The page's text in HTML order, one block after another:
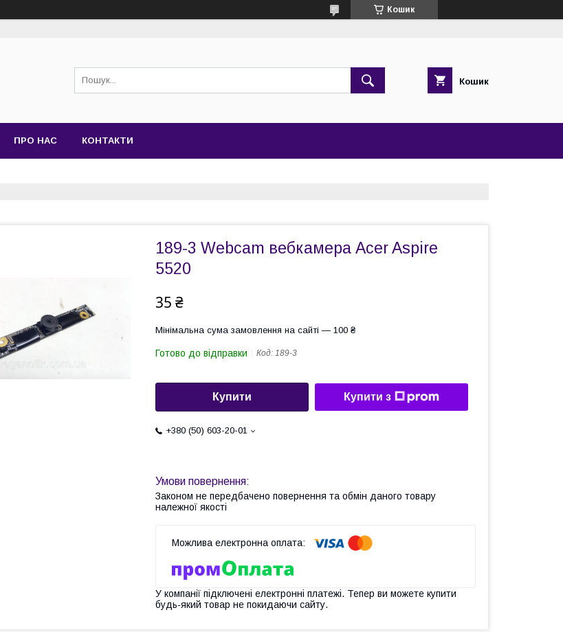
Кошик
Кошик
ПРО НАС КОНТАКТИ
189-3 Webcam вебкамера Acer Aspire
5520
35 ₴
Мінімальна сума замовлення на сайті — 100 ₴
Готово до відправки Код: 189-3
Купити Купити з
+380 (50) 603-20-01
Законом не передбачено повернення та обмін даного товару
належної якості
У компанії підключені електронні платежі. Тепер ви можете купити
будь-який товар не покидаючи сайту.